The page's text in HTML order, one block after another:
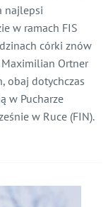
najlepsi
w ramach FIS
córki znów
Maximilian Ortner
obaj dotychczas
w Pucharze
w Ruce (FIN).